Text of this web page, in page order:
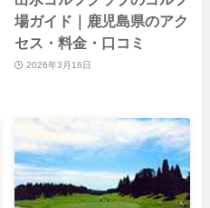
場ガイド｜鹿児島県のアク
セス・料金・口コミ
2026年3月16日